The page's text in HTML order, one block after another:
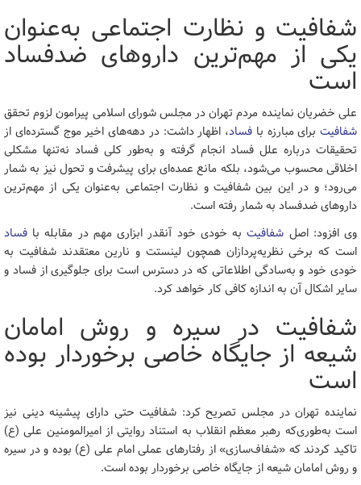
شفافیت و نظارت اجتماعی به‌عنوان
یکی از مهم‌ترین داروهای ضدفساد
است
علی خضریان نماینده مردم تهران در مجلس شورای اسلامی پیرامون لزوم تحقق
شفافیت برای مبارزه با فساد، اظهار داشت: در دهه‌های اخیر موج گسترده‌ای از
تحقیقات درباره علل فساد انجام گرفته و به‌طور کلی فساد نه‌تنها مشکلی
اخلاقی محسوب می‌شود، بلکه مانع عمده‌ای برای پیشرفت و تحول نیز به شمار
می‌رود؛ و در این بین شفافیت و نظارت اجتماعی به‌عنوان یکی از مهم‌ترین
داروهای ضدفساد به شمار رفته است.
وی افزود: اصل شفافیتبه خودی خود آنقدر ابزاری مهم در مقابله با فساد
است که برخی نظریه‌پردازان همچون لینستت و نارین معتقدند شفافیت به
خودی خود و به‌سادگی اطلاعاتی که در دسترس است برای جلوگیری از فساد و
سایر اشکال آن به اندازه کافی کار خواهد کرد.
شفافیت در سیره و روش امامان
شیعه از جایگاه خاصی برخوردار بوده
است
نماینده تهران در مجلس تصریح کرد: شفافیت حتی دارای پیشینه دینی نیز
است به‌طوری‌که رهبر معظم انقلاب به استناد روایتی از امیرالمومنین علی (ع)
تاکید کردند که «شفاف‌سازی» از رفتارهای عملی امام علی (ع) بوده و در سیره
و روش امامان شیعه از جایگاه خاصی برخوردار بوده است.